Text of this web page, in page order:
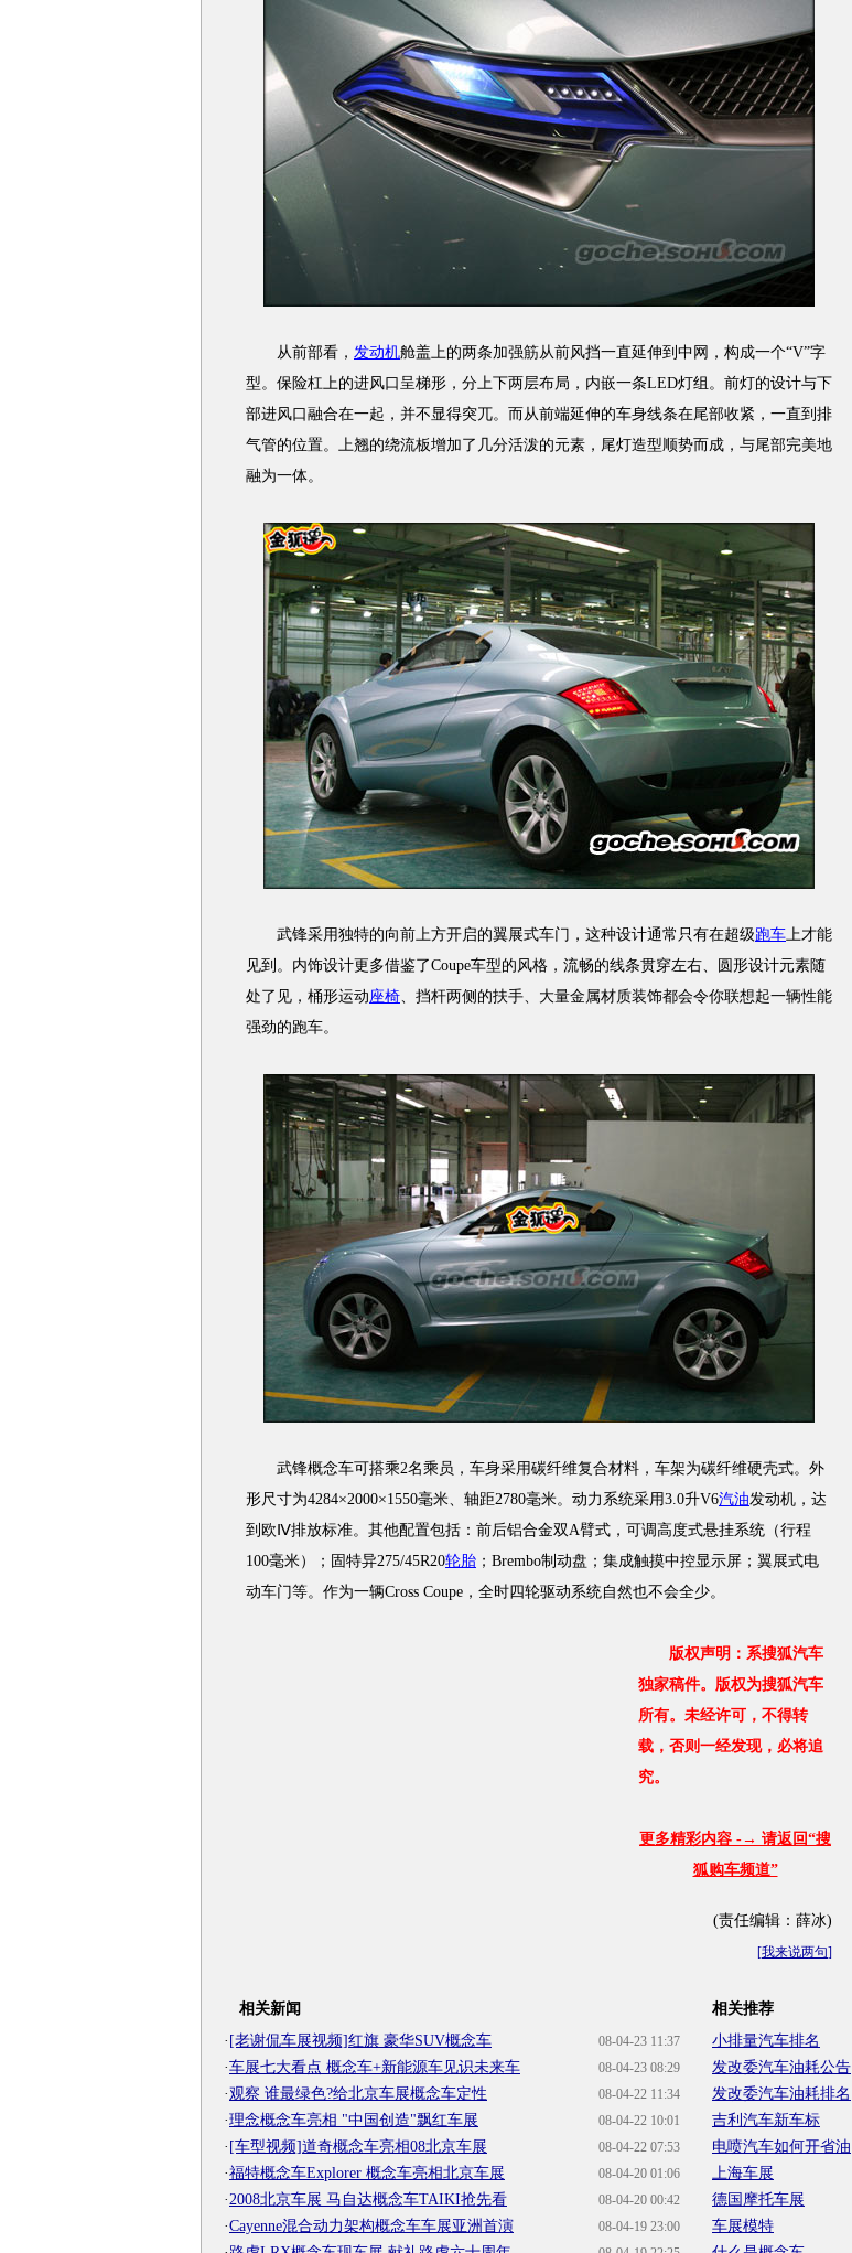
从前部看， 发动机舱盖上的两条加强筋从前风挡一直延伸到中网，构成一个“V”字
型。保险杠上的进风口呈梯形，分上下两层布局，内嵌一条LED灯组。前灯的设计与下
部进风口融合在一起，并不显得突兀。而从前端延伸的车身线条在尾部收紧，一直到排
气管的位置。上翘的绕流板增加了几分活泼的元素，尾灯造型顺势而成，与尾部完美地
融为一体。
武锋采用独特的向前上方开启的翼展式车门，这种设计通常只有在超级跑车上才能
见到。内饰设计更多借鉴了Coupe车型的风格，流畅的线条贯穿左右、圆形设计元素随
处了见，桶形运动座椅、挡杆两侧的扶手、大量金属材质装饰都会令你联想起一辆性能
强劲的跑车。
武锋概念车可搭乘2名乘员，车身采用碳纤维复合材料，车架为碳纤维硬壳式。外
形尺寸为4284×2000×1550毫米、轴距2780毫米。动力系统采用3.0升V6汽油发动机，达
到欧Ⅳ排放标准。其他配置包括：前后铝合金双A臂式，可调高度式悬挂系统（行程
100毫米）；固特异275/45R20轮胎 ；Brembo制动盘；集成触摸中控显示屏；翼展式电
动车门等。作为一辆Cross Coupe，全时四轮驱动系统自然也不会全少。
版权声明：系搜狐汽车
独家稿件。版权为搜狐汽车
所有。未经许可，不得转
载，否则一经发现，必将追
究。
更多精彩内容 -→ 请返回“搜
狐购车频道”
(责任编辑：薛冰)
[我来说两句]
相关新闻
08-04-23 11:37
· [老谢侃车展视频]红旗 豪华SUV概念车
08-04-23 08:29
·车展七大看点 概念车+新能源车见识未来车
08-04-22 11:34
·观察 谁最绿色?给北京车展概念车定性
08-04-22 10:01
·理念概念车亮相 "中国创造"飘红车展
08-04-22 07:53
· [车型视频]道奇概念车亮相08北京车展
08-04-20 01:06
·福特概念车Explorer 概念车亮相北京车展
08-04-20 00:42
·2008北京车展 马自达概念车TAIKI抢先看
08-04-19 23:00
·Cayenne混合动力架构概念车车展亚洲首演
相关推荐
小排量汽车排名
发改委汽车油耗公告
发改委汽车油耗排名
吉利汽车新车标
电喷汽车如何开省油
上海车展
德国摩托车展
车展模特